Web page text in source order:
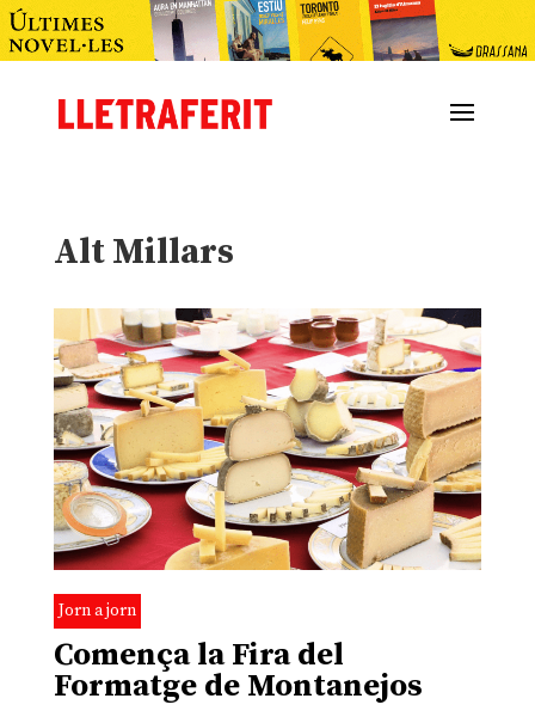
Alt Millars
Jorn a jorn
Comença la Fira del
Formatge de Montanejos